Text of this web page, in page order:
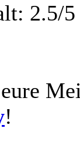
2.5/
eure
!